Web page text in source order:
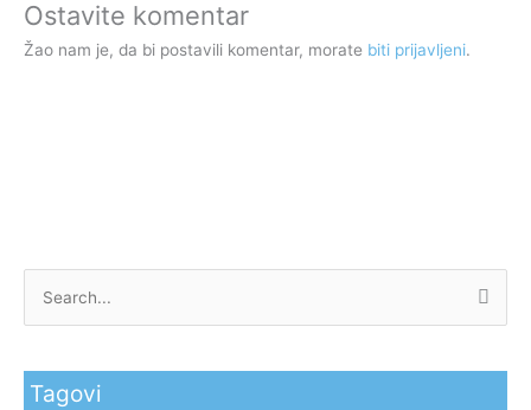
Ostavite komentar
Žao nam je, da bi postavili komentar, morate biti prijavljeni.
Tagovi